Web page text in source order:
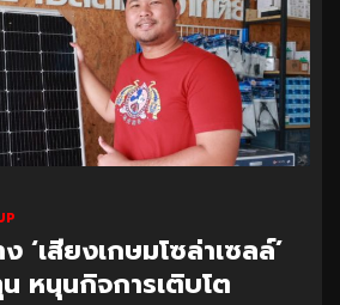
‘เสียงเกษมโซล่าเซลล์’
หนุนกิจการเติบโต